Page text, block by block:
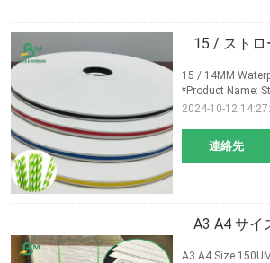
15 / スト
連絡先
15 / 14MM
*Product Name:
2024-10-12
A3 A4 サイ
A3 A4 Size